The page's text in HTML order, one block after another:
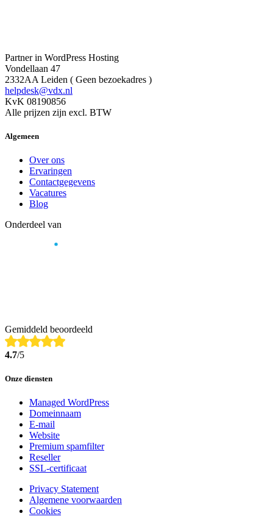
Partner in WordPress Hosting
Vondellaan 47
2332AA Leiden ( Geen bezoekadres )
helpdesk@vdx.nl
KvK 08190856
Alle prijzen zijn excl. BTW
Algemeen
Over ons
Ervaringen
Contactgegevens
Vacatures
Blog
Onderdeel van
Gemiddeld beoordeeld
4.7/5
Onze diensten
Managed WordPress
Domeinnaam
E-mail
Website
Premium spamfilter
Reseller
SSL-certificaat
Privacy Statement
Algemene voorwaarden
Cookies